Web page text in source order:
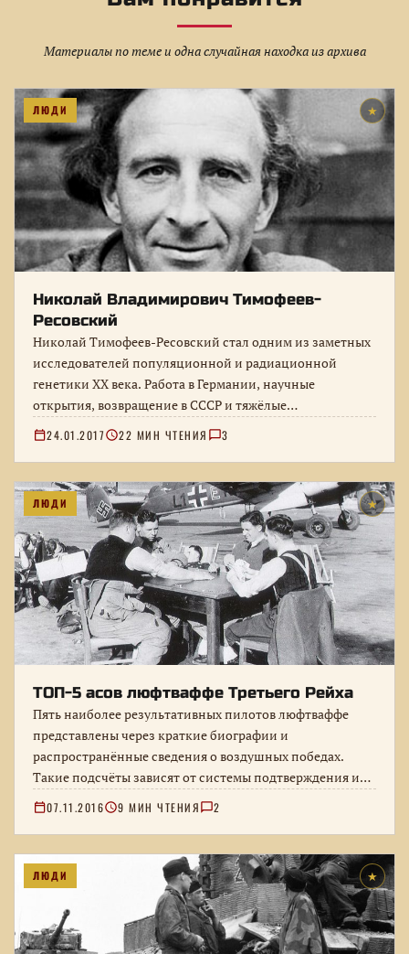
Материалы по теме и одна случайная находка из архива
ЛЮДИ ★
Николай Владимирович Тимофеев-
Ресовский
Николай Тимофеев-Ресовский стал одним из заметных
исследователей популяционной и радиационной
генетики XX века. Работа в Германии, научные
открытия, возвращение в СССР и тяжёлые
политические обстоятельства…
24.01.2017 22 МИН ЧТЕНИЯ 3
ЛЮДИ ★
ТОП-5 асов люфтваффе Третьего Рейха
Пять наиболее результативных пилотов люфтваффе
представлены через краткие биографии и
распространённые сведения о воздушных победах.
Такие подсчёты зависят от системы подтверждения и
послевоенных источников, поэтому…
07.11.2016 9 МИН ЧТЕНИЯ 2
ЛЮДИ ★